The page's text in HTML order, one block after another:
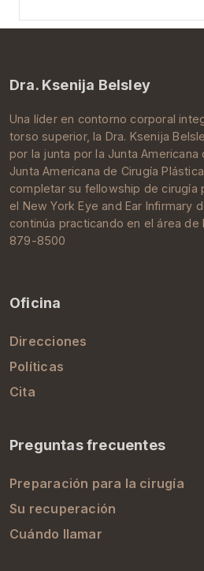
Dra. Ksenija Belsley
Una líder en contorno corporal
torso superior, la Dra. Ksenija
por la junta por la Junta Americana
Junta Americana de Cirugía Plástica
completar su fellowship de cirugía
el New York Eye and Ear Infirmary
continúa practicando en el área de
879-8500
Oficina
Direcciones
Políticas
Cita
Preguntas frecuentes
Preparación para la cirugía
Su recuperación
Cuándo llamar